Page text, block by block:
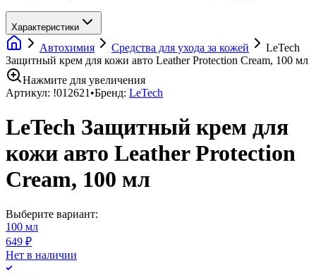
Характеристики
Автохимия Средства для ухода за кожей
LeTech
Защитный крем для кожи авто Leather Protection Cream, 100 мл
Нажмите для увеличения
Артикул: !012621 •Бренд: LeTech
LeTech Защитный крем для
кожи авто Leather Protection
Cream, 100 мл
Выберите вариант:
100 мл
649 ₽
Нет в наличии